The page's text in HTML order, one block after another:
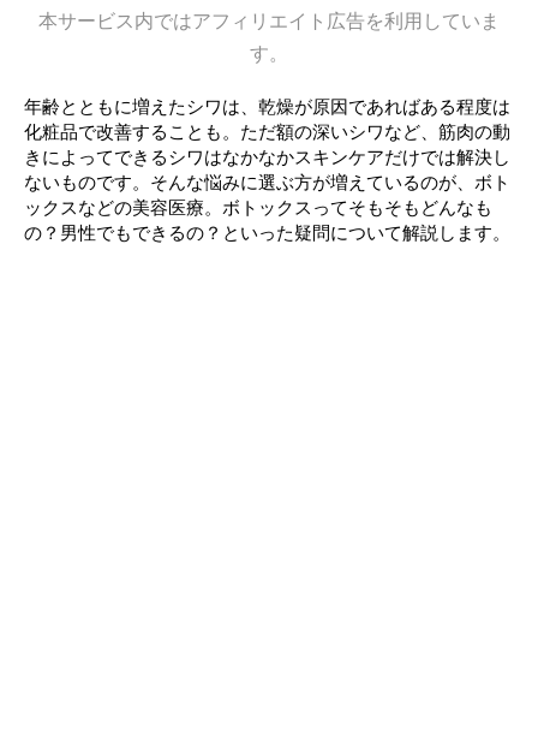
本サービス内ではアフィリエイト広告を利用していま
す。
年齢とともに増えたシワは、乾燥が原因であればある程度は
化粧品で改善することも。ただ額の深いシワなど、筋肉の動
きによってできるシワはなかなかスキンケアだけでは解決し
ないものです。そんな悩みに選ぶ方が増えているのが、ボト
ックスなどの美容医療。ボトックスってそもそもどんなも
の？男性でもできるの？といった疑問について解説します。